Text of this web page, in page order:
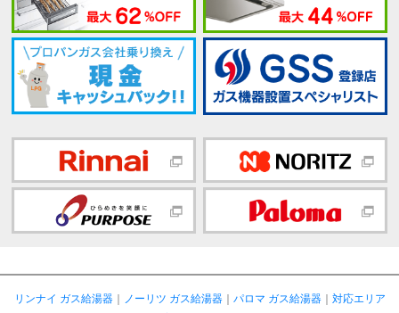
リンナイ ガス給湯器｜ ノーリツ ガス給湯器｜ パロマ ガス給湯器｜ 対応エリア